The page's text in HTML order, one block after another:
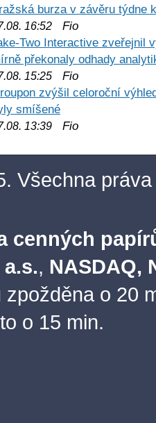
burza v závěru týdne
16:52 Fio
Two Interactive zveřejnil
překonaly odhady
15:25 Fio
zvýšil celoroční
smíšené
13:39 Fio
Všechna práva
cenných
, NASDAQ,
o 20
o 15 min.